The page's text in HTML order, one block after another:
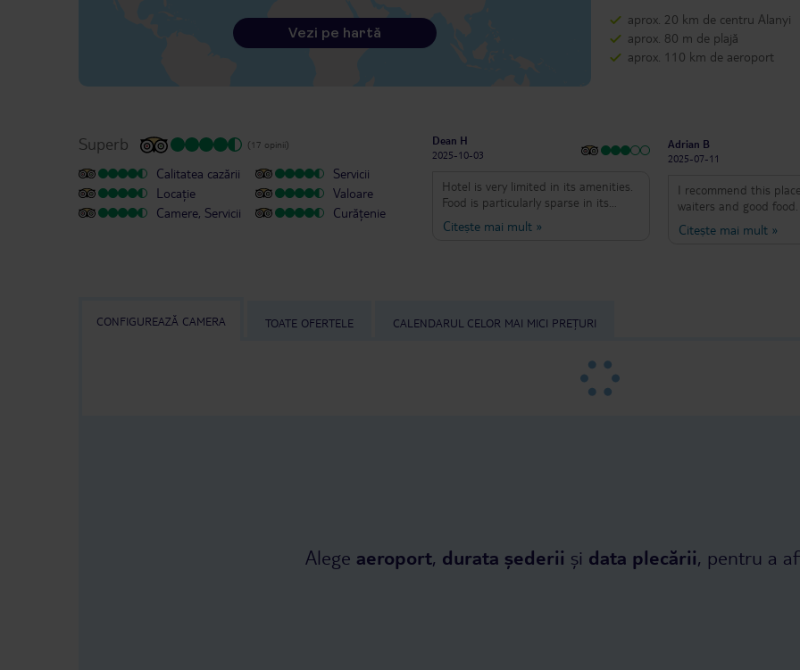
aprox. 20 km de centru Alanyi
aprox. 80 m de plajă
aprox. 110 km de aeroport
Vezi pe hartă
Superb (17 opinii)
Calitatea cazării
Locație
Camere, Servicii
Servicii
Valoare
Curățenie
Dean H
2025-10-03
Hotel is very limited in its amenities.
Food is particularly sparse in its
variety. Staff are OK, very poor
English. You can use the facilities in
booking an all inclusive to enjoy your
Citește mai mult »
Adrian B
2025-07-11
I recommend this
waiters and good
be back with a larger
better prepared for
Citește mai mult»
CONFIGUREAZĂ CAMERA TOATE OFERTELE CALENDARUL CELOR MAI MICI PREȚURI
Alege aeroport, durata șederii și data plecării, pentru a